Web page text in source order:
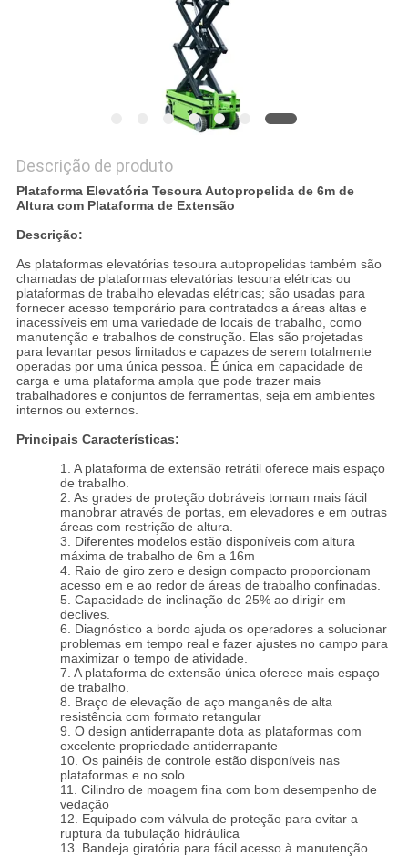
Descrição de produto
Plataforma Elevatória Tesoura Autopropelida de 6m de
Altura com Plataforma de Extensão
Descrição:
As plataformas elevatórias tesoura autopropelidas também são
chamadas de plataformas elevatórias tesoura elétricas ou
plataformas de trabalho elevadas elétricas; são usadas para
fornecer acesso temporário para contratados a áreas altas e
inacessíveis em uma variedade de locais de trabalho, como
manutenção e trabalhos de construção. Elas são projetadas
para levantar pesos limitados e capazes de serem totalmente
operadas por uma única pessoa. É única em capacidade de
carga e uma plataforma ampla que pode trazer mais
trabalhadores e conjuntos de ferramentas, seja em ambientes
internos ou externos.
Principais Características:
1. A plataforma de extensão retrátil oferece mais espaço
de trabalho.
2. As grades de proteção dobráveis ​​tornam mais fácil
manobrar através de portas, em elevadores e em outras
áreas com restrição de altura.
3. Diferentes modelos estão disponíveis com altura
máxima de trabalho de 6m a 16m
4. Raio de giro zero e design compacto proporcionam
acesso em e ao redor de áreas de trabalho confinadas.
5. Capacidade de inclinação de 25% ao dirigir em
declives.
6. Diagnóstico a bordo ajuda os operadores a solucionar
problemas em tempo real e fazer ajustes no campo para
maximizar o tempo de atividade.
7. A plataforma de extensão única oferece mais espaço
de trabalho.
8. Braço de elevação de aço manganês de alta
resistência com formato retangular
9. O design antiderrapante dota as plataformas com
excelente propriedade antiderrapante
10. Os painéis de controle estão disponíveis nas
plataformas e no solo.
11. Cilindro de moagem fina com bom desempenho de
vedação
12. Equipado com válvula de proteção para evitar a
ruptura da tubulação hidráulica
13. Bandeja giratória para fácil acesso à manutenção